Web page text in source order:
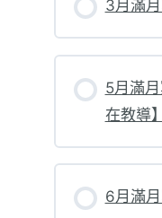
3月滿
5月滿
在教導】
6月滿